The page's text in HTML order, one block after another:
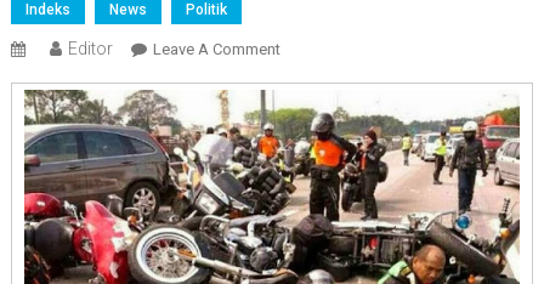
Indeks News Politik
Editor Leave A CommentOn
Tagih
Janji
To
Zero
Accident